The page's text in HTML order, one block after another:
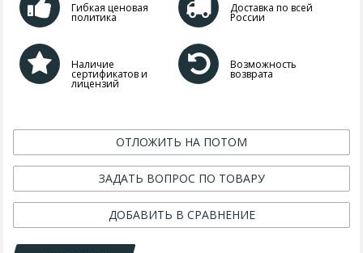
Гибкая ценовая
политика
Доставка по всей
России
Наличие
сертификатов и
лицензий
Возможность
возврата
ОТЛОЖИТЬ НА ПОТОМ
ЗАДАТЬ ВОПРОС ПО ТОВАРУ
ДОБАВИТЬ В СРАВНЕНИЕ